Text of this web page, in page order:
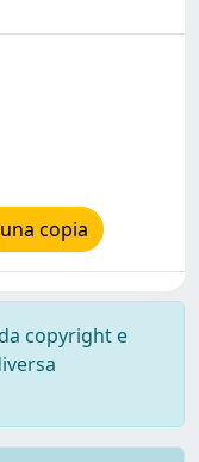
copia
copyright e